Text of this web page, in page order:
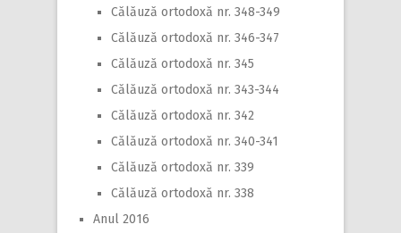
Călăuză ortodoxă nr. 348-349
Călăuză ortodoxă nr. 346-347
Călăuză ortodoxă nr. 345
Călăuză ortodoxă nr. 343-344
Călăuză ortodoxă nr. 342
Călăuză ortodoxă nr. 340-341
Călăuză ortodoxă nr. 339
Călăuză ortodoxă nr. 338
Anul 2016